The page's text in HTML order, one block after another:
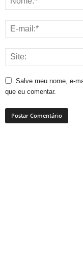
Salve meu nome, e-
que eu comentar.